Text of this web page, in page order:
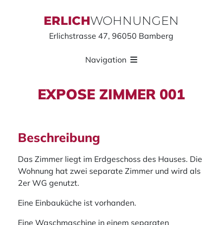
ERLICHWOHNUNGEN
Erlichstrasse 47, 96050 Bamberg
Navigation
EXPOSE ZIMMER 001
Beschreibung
Das Zimmer liegt im Erdgeschoss des Hauses. Die
Wohnung hat zwei separate Zimmer und wird als
2er WG genutzt.
Eine Einbauküche ist vorhanden.
Eine Waschmaschine in einem separaten